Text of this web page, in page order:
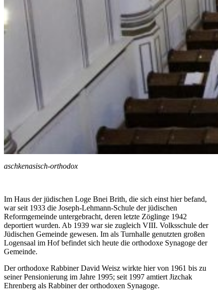
aschkenasisch-orthodox
Im Haus der jüdischen Loge Bnei Brith, die sich einst hier befand,
war seit 1933 die Joseph-Lehmann-Schule der jüdischen
Reformgemeinde untergebracht, deren letzte Zöglinge 1942
deportiert wurden. Ab 1939 war sie zugleich VIII. Volksschule der
Jüdischen Gemeinde gewesen. Im als Turnhalle genutzten großen
Logensaal im Hof befindet sich heute die orthodoxe Synagoge der
Gemeinde.
Der orthodoxe Rabbiner David Weisz wirkte hier von 1961 bis zu
seiner Pensionierung im Jahre 1995; seit 1997 amtiert Jizchak
Ehrenberg als Rabbiner der orthodoxen Synagoge.